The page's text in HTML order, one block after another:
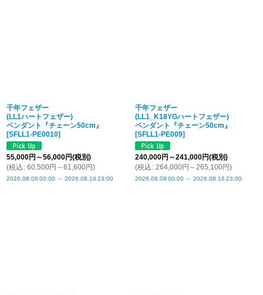
千年フェザー
(LL1ハートフェザー)
ペンダント『チェーン50cm』
[SFLL1-PE0010]
55,000円 ～56,000円(税別)
(税込 : 60,500円 ～61,600円)
2026.08.09 00:00 ～ 2026.08.16 23:00
千年フェザー
(LL1_K18YGハートフェザー)
ペンダント『チェーン50cm』
[SFLL1-PE009]
240,000円 ～241,000円(税別)
(税込 : 264,000円 ～265,100円)
2026.08.09 00:00 ～ 2026.08.16 23:00